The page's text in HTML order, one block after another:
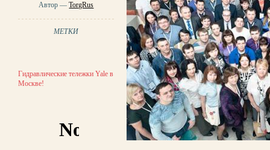
Автор —TorgRus
МЕТКИ
Гидравлические тележки Yale в
Москве!